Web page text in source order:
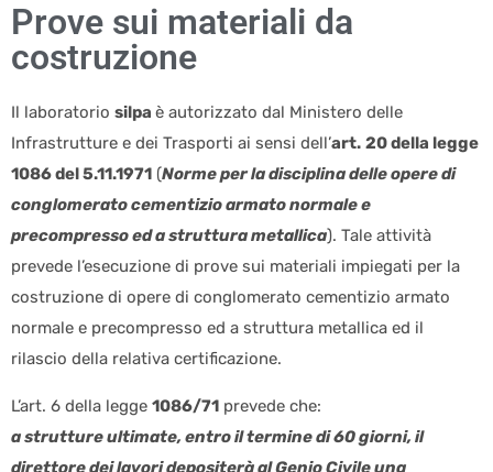
Prove sui materiali da
costruzione
Il laboratorio silpa è autorizzato dal Ministero delle
Infrastrutture e dei Trasporti ai sensi dell’art. 20 della legge
1086 del 5.11.1971 (Norme per la disciplina delle opere di
conglomerato cementizio armato normale e
precompresso ed a struttura metallica). Tale attività
prevede l’esecuzione di prove sui materiali impiegati per la
costruzione di opere di conglomerato cementizio armato
normale e precompresso ed a struttura metallica ed il
rilascio della relativa certificazione.
L’art. 6 della legge 1086/71 prevede che:
a strutture ultimate, entro il termine di 60 giorni, il
direttore dei lavori depositerà al Genio Civile una